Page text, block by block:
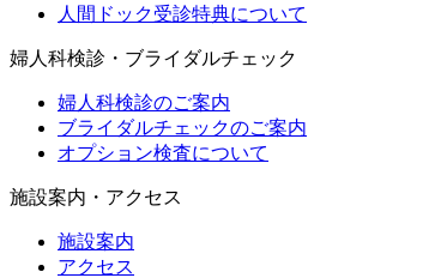
人間ドック受診特典について
婦人科検診・ブライダルチェック
婦人科検診のご案内
ブライダルチェックのご案内
オプション検査について
施設案内・アクセス
施設案内
アクセス